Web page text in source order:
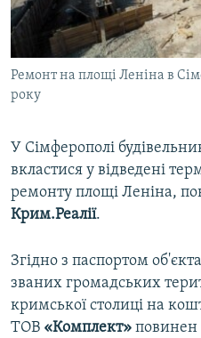
ВІДЕОУРОКИ «ELIFBE»
СВІДЧЕННЯ ОКУПАЦІЇ
УКРАЇНСЬКА ПРОБЛЕМА КРИМУ
Русский
Qırımtatar
Усі сайти RFE/RL
Ремонт на площі Леніна в
року
У Сімферополі
вкластися у відведені
ремонту площі Леніна,
Крим.Реалії.
Згідно з паспортом
званих громадських
кримської столиці на
ТОВ «Комплект» повинен